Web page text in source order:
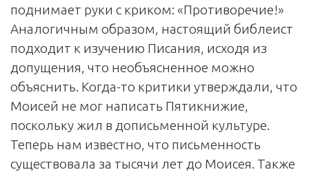
поднимает руки с криком: «Противоречие!»
Аналогичным образом, настоящий библеист
подходит к изу­чению Писания, исходя из
допущения, что необъясненное можно
объяснить. Когда-то критики утверждали, что
Моисей не мог написать Пятикнижие,
поскольку жил в дописьменной культуре.
Теперь нам известно, что письменность
существовала за тысячи лет до Моисея. Также